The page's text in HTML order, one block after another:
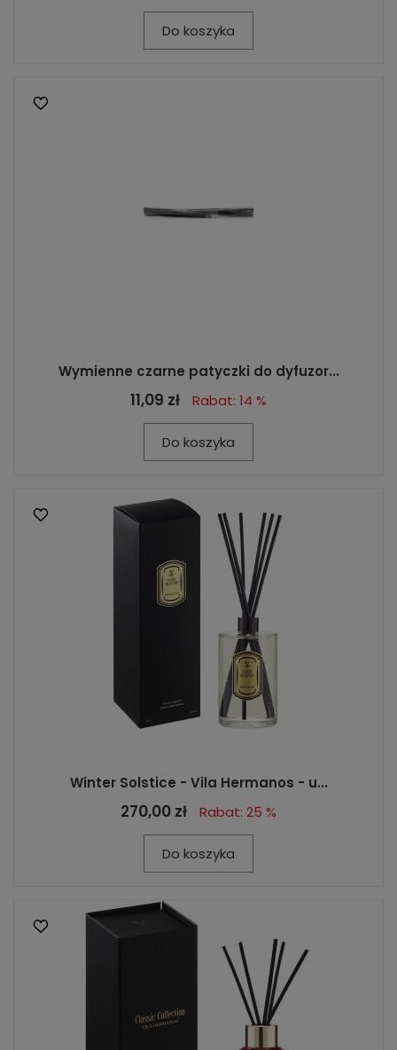
Do koszyka
Wymienne czarne patyczki do dyfuzor...
11,09 zł Rabat: 14 %
Do koszyka
Winter Solstice - Vila Hermanos - u...
270,00 zł Rabat: 25 %
Do koszyka